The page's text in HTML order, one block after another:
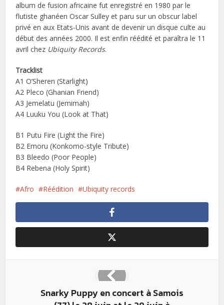
album de fusion africaine fut enregistré en 1980 par le
flutiste ghanéen Oscar Sulley et paru sur un obscur label
privé en aux Etats-Unis avant de devenir un disque culte au
début des années 2000. Il est enfin réédité et paraîtra le 11
avril chez Ubiquity Records.
Tracklist
A1 O’Sheren (Starlight)
A2 Pleco (Ghanian Friend)
A3 Jemelatu (Jemimah)
A4 Luuku You (Look at That)
B1 Putu Fire (Light the Fire)
B2 Emoru (Konkomo-style Tribute)
B3 Bleedo (Poor People)
B4 Rebena (Holy Spirit)
Afro Réédition Ubiquity records
Snarky Puppy en concert à Samois